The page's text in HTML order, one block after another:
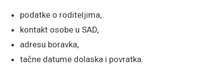
podatke o roditeljima,
kontakt osobe u SAD,
adresu boravka,
tačne datume dolaska i povratka.